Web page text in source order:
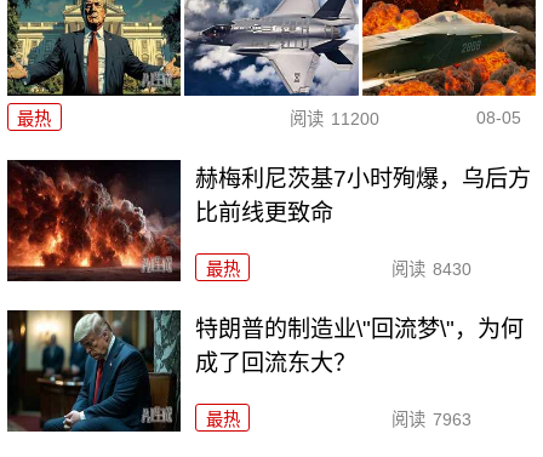
最热 阅读 11200 08-05
赫梅利尼茨基7小时殉爆，乌后方
比前线更致命
最热 阅读 8430
特朗普的制造业\"回流梦\"，为何
成了回流东大？
最热 阅读 7963